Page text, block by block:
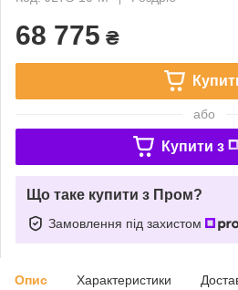
68 775 ₴
або
Купити з
Що таке купити з Пром?
Замовлення під захистом
Опис Характеристики